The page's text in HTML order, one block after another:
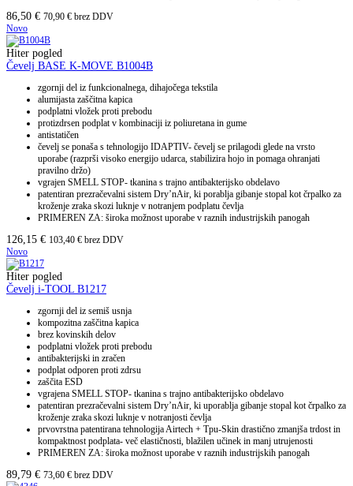
86,50 € 70,90 € brez DDV
Novo
Hiter pogled
Čevelj BASE K-MOVE B1004B
zgornji del iz funkcionalnega, dihajočega tekstila
alumijasta zaščitna kapica
podplatni vložek proti prebodu
protizdrsen podplat v kombinaciji iz poliuretana in gume
antistatičen
čevelj se ponaša s tehnologijo IDAPTIV- čevelj se prilagodi glede na vrsto
uporabe (razprši visoko energijo udarca, stabilizira hojo in pomaga ohranjati
pravilno držo)
vgrajen SMELL STOP- tkanina s trajno antibakterijsko obdelavo
patentiran prezračevalni sistem Dry’nAir, ki porablja gibanje stopal kot črpalko za
kroženje zraka skozi luknje v notranjem podplatu čevlja
PRIMEREN ZA: široka možnost uporabe v raznih industrijskih panogah
126,15 € 103,40 € brez DDV
Novo
Hiter pogled
Čevelj i-TOOL B1217
zgornji del iz semiš usnja
kompozitna zaščitna kapica
brez kovinskih delov
podplatni vložek proti prebodu
antibakterijski in zračen
podplat odporen proti zdrsu
zaščita ESD
vgrajena SMELL STOP- tkanina s trajno antibakterijsko obdelavo
patentiran prezračevalni sistem Dry’nAir, ki uporablja gibanje stopal kot črpalko za
kroženje zraka skozi luknje v notranjosti čevlja
prvovrstna patentirana tehnologija Airtech + Tpu-Skin drastično zmanjša trdost in
kompaktnost podplata- več elastičnosti, blažilen učinek in manj utrujenosti
PRIMEREN ZA: široka možnost uporabe v raznih industrijskih panogah
89,79 € 73,60 € brez DDV